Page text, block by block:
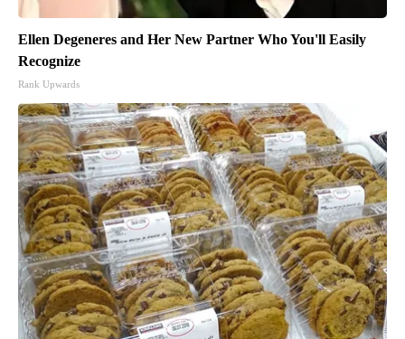
Ellen Degeneres and Her New Partner Who You'll Easily
Recognize
Rank Upwards